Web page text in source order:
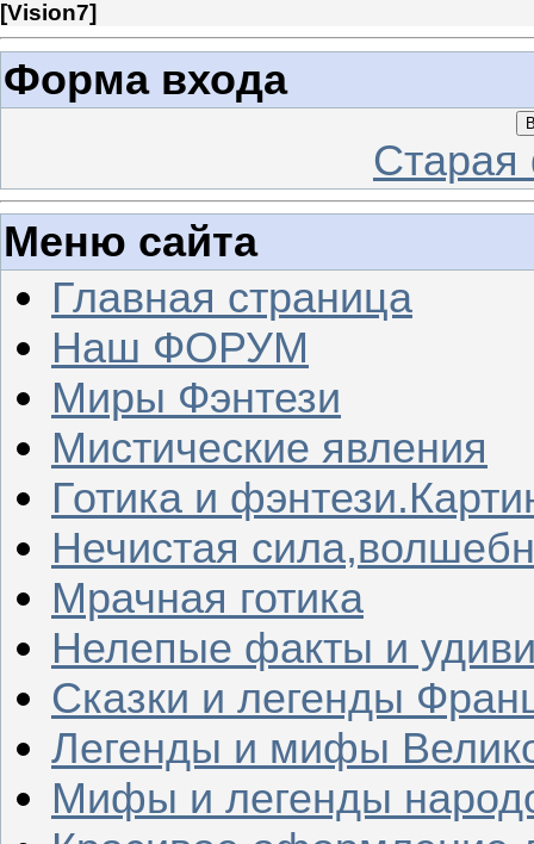
[Vision7]
Форма входа
Меню сайта
Главная страница
Наш ФОРУМ
Миры Фэнтези
Мистические явления
Готика и
Нечистая
Мрачная готика
Нелепые факты и
Сказки и легенды
Легенды и мифы
Мифы и легенды